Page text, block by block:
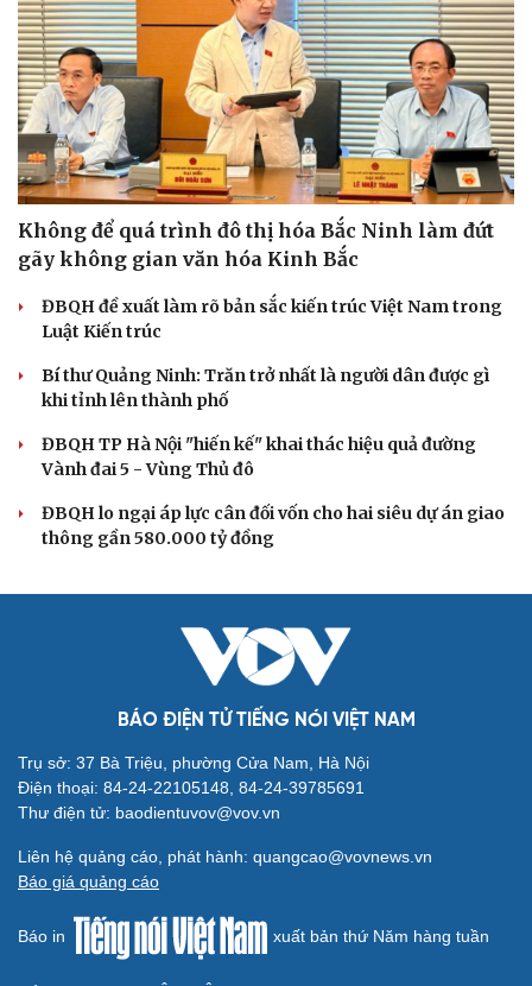
Không để quá trình đô thị hóa Bắc Ninh làm đứt
gãy không gian văn hóa Kinh Bắc
ĐBQH đề xuất làm rõ bản sắc kiến trúc Việt Nam trong
Luật Kiến trúc
Bí thư Quảng Ninh: Trăn trở nhất là người dân được gì
khi tỉnh lên thành phố
ĐBQH TP Hà Nội "hiến kế" khai thác hiệu quả đường
Vành đai 5 - Vùng Thủ đô
ĐBQH lo ngại áp lực cân đối vốn cho hai siêu dự án giao
thông gần 580.000 tỷ đồng
BÁO ĐIỆN TỬ TIẾNG NÓI VIỆT NAM
Trụ sở: 37 Bà Triệu, phường Cửa Nam, Hà Nội
Điện thoại: 84-24-22105148, 84-24-39785691
Thư điện tử: baodientuvov@vov.vn
Liên hệ quảng cáo, phát hành: quangcao@vovnews.vn
Báo giá quảng cáo
Báo in xuất bản thứ Năm hàng tuần